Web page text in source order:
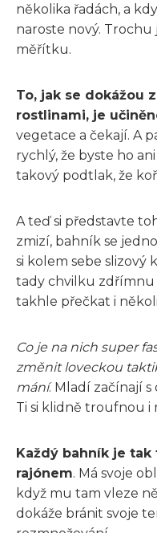
několika řadách, a
naroste nový.
měřítku.
To, jak se dokážou
rostlinami, je
vegetace a čekají. A
rychlý, že byste ho
takový podtlak, že
A teď si představte
zmizí, bahník se
si kolem sebe slizový
tady chvilku zdřímnu
takhle přečkat i
Co je na nich super
změnit loveckou
mání. Mladí začínají
Ti si klidně troufnou i
Každý bahník je
rajónem. Má svoje
když mu tam vleze
dokáže bránit svoje